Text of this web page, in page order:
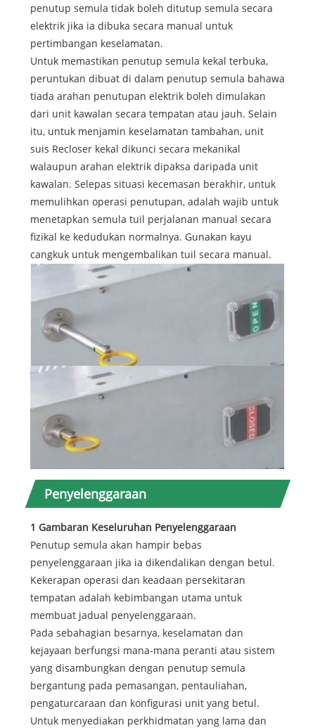
penutup semula tidak boleh ditutup semula secara
elektrik jika ia dibuka secara manual untuk
pertimbangan keselamatan.
Untuk memastikan penutup semula kekal terbuka,
peruntukan dibuat di dalam penutup semula bahawa
tiada arahan penutupan elektrik boleh dimulakan
dari unit kawalan secara tempatan atau jauh. Selain
itu, untuk menjamin keselamatan tambahan, unit
suis Recloser kekal dikunci secara mekanikal
walaupun arahan elektrik dipaksa daripada unit
kawalan. Selepas situasi kecemasan berakhir, untuk
memulihkan operasi penutupan, adalah wajib untuk
menetapkan semula tuil perjalanan manual secara
fizikal ke kedudukan normalnya. Gunakan kayu
cangkuk untuk mengembalikan tuil secara manual.
Penyelenggaraan
1 Gambaran Keseluruhan Penyelenggaraan
Penutup semula akan hampir bebas
penyelenggaraan jika ia dikendalikan dengan betul.
Kekerapan operasi dan keadaan persekitaran
tempatan adalah kebimbangan utama untuk
membuat jadual penyelenggaraan.
Pada sebahagian besarnya, keselamatan dan
kejayaan berfungsi mana-mana peranti atau sistem
yang disambungkan dengan penutup semula
bergantung pada pemasangan, pentauliahan,
pengaturcaraan dan konfigurasi unit yang betul.
Untuk menyediakan perkhidmatan yang lama dan